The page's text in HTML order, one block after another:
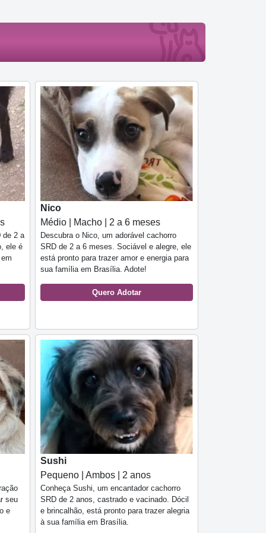
de 2 a
ele é
Nico
Médio | Macho | 2 a 6 meses
Descubra o Nico, um adorável cachorro
SRD de 2 a 6 meses. Sociável e alegre, ele
está pronto para trazer amor e energia para
sua família em Brasília. Adote!
Quero Adotar
seu
e
Sushi
Pequeno | Ambos | 2 anos
Conheça Sushi, um encantador cachorro
SRD de 2 anos, castrado e vacinado. Dócil
e brincalhão, está pronto para trazer alegria
à sua família em Brasília.